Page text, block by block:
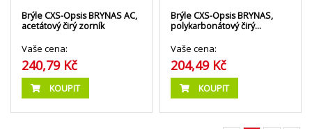
Brýle CXS-Opsis BRYNAS AC,
acetátový čirý zorník
Vaše cena:
240,79 Kč
KOUPIT
Brýle CXS-Opsis BRYNAS,
polykarbonátový čirý…
Vaše cena:
204,49 Kč
KOUPIT